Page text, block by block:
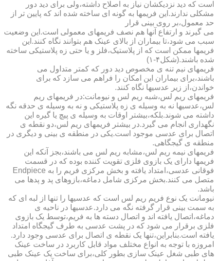
است که دید نزدیکشان نیاز به اصلاح داشته،ولی برای دید دور
مشکلی ندارند.این فریمها به گونه ای ساخته شده اند که پایین تر از
حد معمول،بر روی بینی قرار
می گیرند و ارتفاع آنها هم نصف فریمهای معمولی است.این وضعیت
سبب می شود،تا بیماران از بالای عینک هم بتوانند نگاه کنند.این
فریمها ممکن است که از پلاستیک،فلز و یا حتی زه پلاستیکی ساخته
شده باشند.(شکل۴-۱)
فریمهای نیم تنه ی مخصوص دید دور که کمتر متداول می
باشند،برای بیماران این امکان را فراهم می سازد که برای
خواندن،از زیر عدسیها نگاه کنند.
فریمهای ریم لس،شبه ریم لس و نیومانت:در فریمهای ریم
لس،عدسیها نه به وسیله ی زه پلاستیکی و نه به وسیله ی حدقه نگه
داشته می شوند.بلکه،بیشتر اوقات به وسیله ی پیچ یا گیره این
نگهداری انجام می گیرد.در بیشتر فریمهای ریم لس،دو نقطه ی
اتصال برای عدسی موجود است.یکی در منطقه ی بینی و دیگری در
منطقه ی گیجگاهی.
فریمهای نیمه ریم لس،مشابه ریم لس می باشند،بجز آنکه این
فریمها دارای یک بازوی فلزی تقویت کننده بوده که در قسمت
فوقانی عدسی،امتداد یافته و بخش مرکزی فریم را به Endpiece
متصل می کنند.بخش مرکزی شامل دماغه،بازوهای پد و پدها می
باشد.
نیومانت یک نوع فریم ریم لس است که عدسیها را تنها از لبه ای که
به سمت بینی قرار گرفته نگه می دارد.عدسیها در ناحیه ی
دماغه،اتصال یافته اند و اتصال دسته ها به فریم،توسط یک بازوی
فلزی برقرار می شود که در پشت عدسی به طرف گیجگاه امتداد
یافته است.بنابراین،تنها یک نقطه ی اتصال برای عدسی وجود دارد.
امروزه با توجه به انواع مختلف مواد قابل کاربرد در ساخت عینک
های طبی شغل عینک سازی بطور کلی،برای ساخت یک عینک طبی